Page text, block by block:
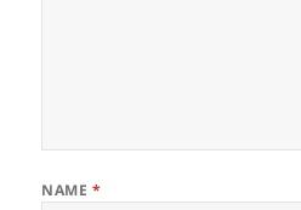
NAME *